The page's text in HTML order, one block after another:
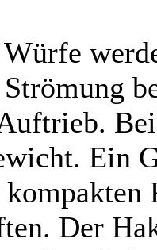
Ein
kompakten
Der